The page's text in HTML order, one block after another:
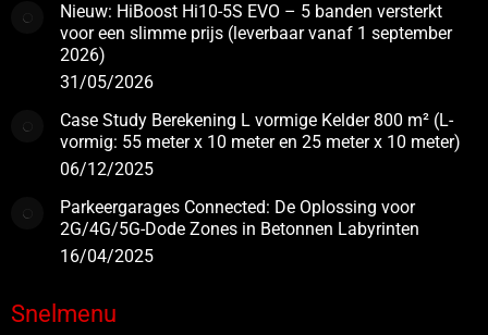
Nieuw: HiBoost Hi10-5S EVO – 5 banden versterkt
voor een slimme prijs (leverbaar vanaf 1 september
2026)
31/05/2026
Case Study Berekening L vormige Kelder 800 m² (L-
vormig: 55 meter x 10 meter en 25 meter x 10 meter)
06/12/2025
Parkeergarages Connected: De Oplossing voor
2G/4G/5G-Dode Zones in Betonnen Labyrinten
16/04/2025
Snelmenu